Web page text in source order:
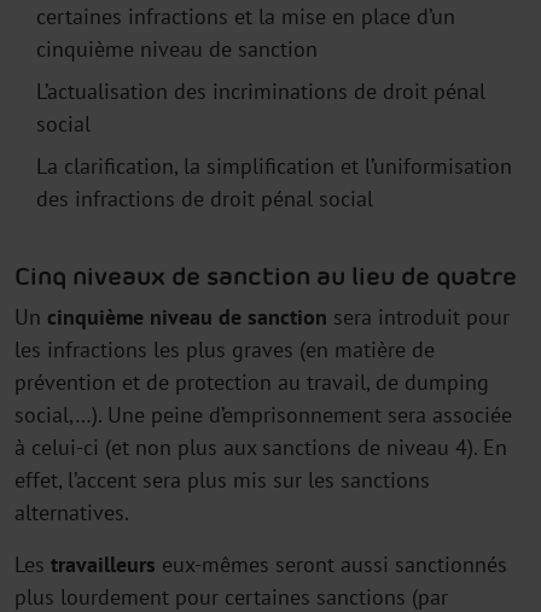
certaines infractions et la mise en place d’un
cinquième niveau de sanction
L’actualisation des incriminations de droit pénal
social
La clarification, la simplification et l’uniformisation
des infractions de droit pénal social
Cinq niveaux de sanction au lieu de quatre
Un cinquième niveau de sanction sera introduit pour
les infractions les plus graves (en matière de
prévention et de protection au travail, de dumping
social,…). Une peine d’emprisonnement sera associée
à celui-ci (et non plus aux sanctions de niveau 4). En
effet, l’accent sera plus mis sur les sanctions
alternatives.
Les travailleurs eux-mêmes seront aussi sanctionnés
plus lourdement pour certaines sanctions (par